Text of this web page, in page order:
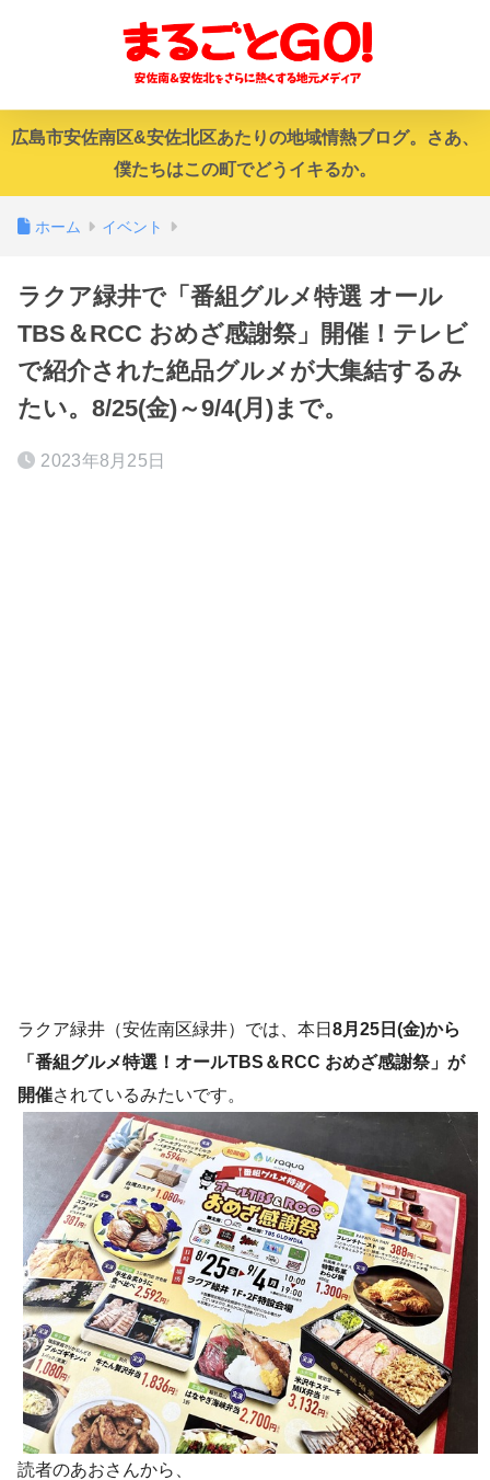
広島市安佐南区&安佐北区あたりの地域情熱ブログ。さあ、
僕たちはこの町でどうイキるか。
ホーム イベント
ラクア緑井で「番組グルメ特選 オール
TBS＆RCC おめざ感謝祭」開催！テレビ
で紹介された絶品グルメが大集結するみ
たい。8/25(金)～9/4(月)まで。
2023年8月25日
ラクア緑井（安佐南区緑井）では、本日 8月25日(金)から
「番組グルメ特選！オールTBS＆RCC おめざ感謝祭」が
開催されているみたいです。
読者のあおさんから、